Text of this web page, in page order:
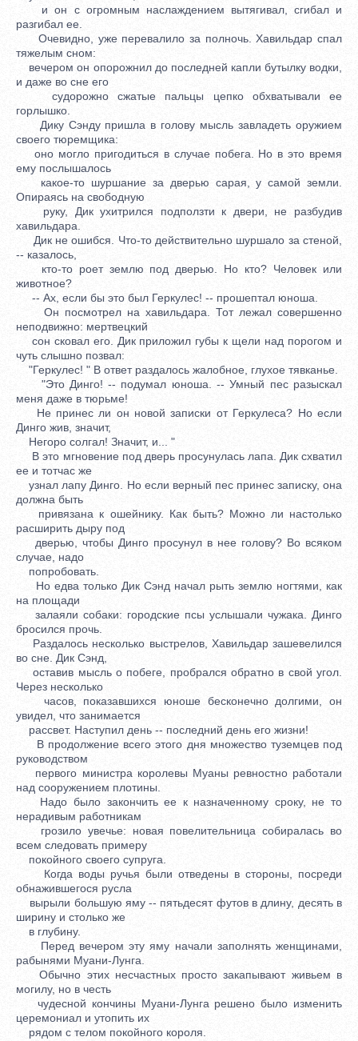
и он с огромным наслаждением вытягивал, сгибал и
разгибал ее.
Очевидно, уже перевалило за полночь. Хавильдар спал
тяжелым сном:
вечером он опорожнил до последней капли бутылку водки,
и даже во сне его
судорожно сжатые пальцы цепко обхватывали ее
горлышко.
Дику Сэнду пришла в голову мысль завладеть оружием
своего тюремщика:
оно могло пригодиться в случае побега. Но в это время
ему послышалось
какое-то шуршание за дверью сарая, у самой земли.
Опираясь на свободную
руку, Дик ухитрился подползти к двери, не разбудив
хавильдара.
Дик не ошибся. Что-то действительно шуршало за стеной,
-- казалось,
кто-то роет землю под дверью. Но кто? Человек или
животное?
-- Ах, если бы это был Геркулес! -- прошептал юноша.
Он посмотрел на хавильдара. Тот лежал совершенно
неподвижно: мертвецкий
сон сковал его. Дик приложил губы к щели над порогом и
чуть слышно позвал:
"Геркулес! " В ответ раздалось жалобное, глухое тявканье.
"Это Динго! -- подумал юноша. -- Умный пес разыскал
меня даже в тюрьме!
Не принес ли он новой записки от Геркулеса? Но если
Динго жив, значит,
Негоро солгал! Значит, и... "
В это мгновение под дверь просунулась лапа. Дик схватил
ее и тотчас же
узнал лапу Динго. Но если верный пес принес записку, она
должна быть
привязана к ошейнику. Как быть? Можно ли настолько
расширить дыру под
дверью, чтобы Динго просунул в нее голову? Во всяком
случае, надо
попробовать.
Но едва только Дик Сэнд начал рыть землю ногтями, как
на площади
залаяли собаки: городские псы услышали чужака. Динго
бросился прочь.
Раздалось несколько выстрелов, Хавильдар зашевелился
во сне. Дик Сэнд,
оставив мысль о побеге, пробрался обратно в свой угол.
Через несколько
часов, показавшихся юноше бесконечно долгими, он
увидел, что занимается
рассвет. Наступил день -- последний день его жизни!
В продолжение всего этого дня множество туземцев под
руководством
первого министра королевы Муаны ревностно работали
над сооружением плотины.
Надо было закончить ее к назначенному сроку, не то
нерадивым работникам
грозило увечье: новая повелительница собиралась во
всем следовать примеру
покойного своего супруга.
Когда воды ручья были отведены в стороны, посреди
обнажившегося русла
вырыли большую яму -- пятьдесят футов в длину, десять в
ширину и столько же
в глубину.
Перед вечером эту яму начали заполнять женщинами,
рабынями Муани-Лунга.
Обычно этих несчастных просто закапывают живьем в
могилу, но в честь
чудесной кончины Муани-Лунга решено было изменить
церемониал и утопить их
рядом с телом покойного короля.